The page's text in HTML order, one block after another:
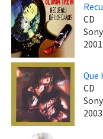
CD
2001
Que
CD
2003